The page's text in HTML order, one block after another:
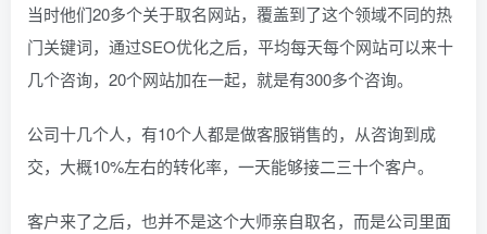
当时他们20多个关于取名网站，覆盖到了这个领域不同的热
门关键词，通过SEO优化之后，平均每天每个网站可以来十
几个咨询，20个网站加在一起，就是有300多个咨询。
公司十几个人，有10个人都是做客服销售的，从咨询到成
交，大概10%左右的转化率，一天能够接二三十个客户。
客户来了之后，也并不是这个大师亲自取名，而是公司里面